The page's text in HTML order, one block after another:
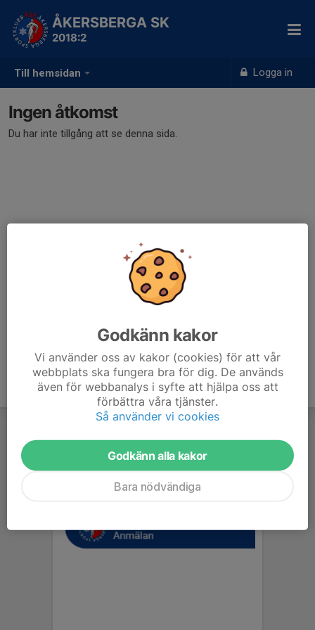
Till hemsidan Logga in
ÅKERSBERGA SK
2018:2
Ingen åtkomst
Du har inte tillgång att se denna sida.
Godkänn kakor
Vi använder oss av kakor (cookies) för att vår
webbplats ska fungera bra för dig. De används
även för webbanalys i syfte att hjälpa oss att
förbättra våra tjänster.
Så använder vi cookies
Godkänn alla kakor
Bara nödvändiga